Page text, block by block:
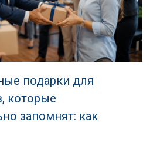
подарки для
которые
запомнят: как